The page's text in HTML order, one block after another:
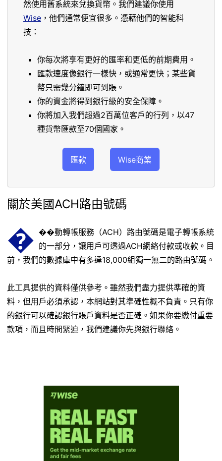
然使用舊系統來兌換貨幣。我們建議你使用
Wise ，他們通常便宜很多。憑藉他們的智能科
技：
你每次將享有更好的匯率和更低的前期費用。
匯款速度像銀行一樣快，或通常更快；某些貨
幣只需幾分鐘即可到賬。
你的資金將得到銀行級的安全保障。
你將加入我們超過2百萬位客戶的行列，以47
種貨幣匯款至70個國家。
匯款 Wise商業
關於美國ACH路由號碼
� ��動轉帳服務（ACH）路由號碼是電子轉帳系統
的一部分，讓用戶可透過ACH網絡付款或收款。目
前，我們的數據庫中有多達18,000組獨一無二的路由號碼。
此工具提供的資料僅供參考。雖然我們盡力提供準確的資
料，但用戶必須承認，本網站對其準確性概不負責。只有你
的銀行可以確認銀行賬戶資料是否正確。如果你要繳付重要
款項，而且時間緊迫，我們建議你先與銀行聯絡。